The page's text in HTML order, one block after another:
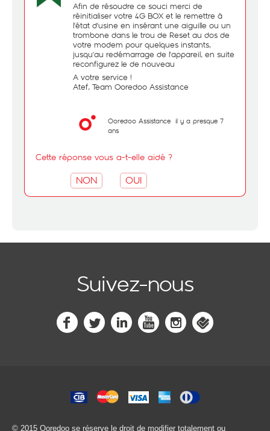
Afin de résoudre ce souci merci de
réinitialiser votre 4G BOX et le remettre à
l'état d'usine en insérant une aiguille ou un
trombone dans le trou de Reset au dos de
votre modem pour quelques instants,
jusqu'au redémarrage de l'appareil, en suite
reconfigurez le de nouveau
A votre service !
Atef, Team Ooredoo Assistance
Ooredoo Assistance il y a presque 7
ans
Cette réponse vous a-t-elle aidé ?
NON OUI
Suivez-nous
© 2015 Ooredoo se réserve le droit de modifier totalement ou